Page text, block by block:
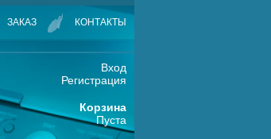
ЗАКАЗ КОНТАКТЫ
Вход
Регистрация
Корзина
Пуста